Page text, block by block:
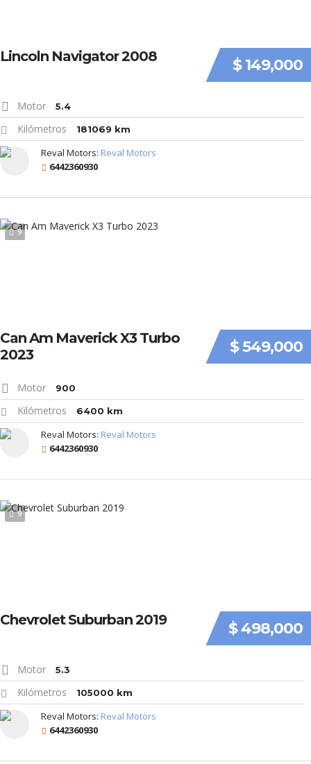
$ 149,000
Lincoln Navigator 2008
Motor 5.4
Kilómetros 181069 km
Reval Motors: Reval Motors
6442360930
9
$ 549,000
Can Am Maverick X3 Turbo
2023
Motor 900
Kilómetros 6400 km
Reval Motors: Reval Motors
6442360930
9
$ 498,000
Chevrolet Suburban 2019
Motor 5.3
Kilómetros 105000 km
Reval Motors: Reval Motors
6442360930